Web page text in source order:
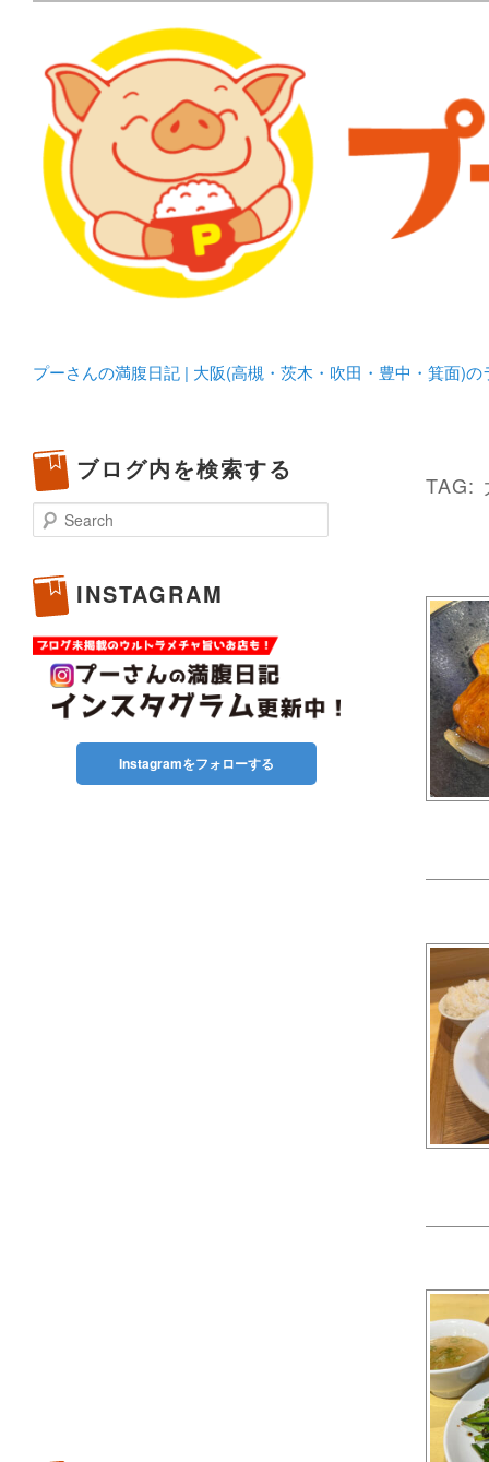
プーさんの満腹日記 |
豊中・箕面)のランチ＆
化してます。
プーさんの満腹日記 | 大阪(高槻・茨木・吹田・豊中・箕面)
TAG:
ブログ内を検索する
Search
INSTAGRAM
Instagramをフォローする